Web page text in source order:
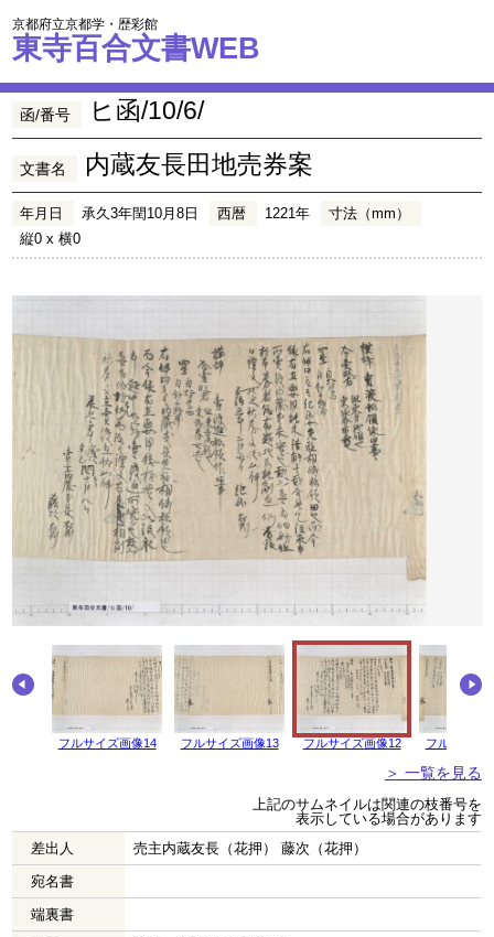
京都府立京都学・歴彩館
東寺百合文書WEB
函/番号 ヒ函/10/6/
文書名 内蔵友長田地売券案
年月日 承久3年閏10月8日 西暦 1221年
寸法（mm）
縦0 x 横0
フルサイズ画像14 フルサイズ画像13 フルサイズ画像12 フルサイズ
＞ 一覧を見る
上記のサムネイルは関連の枝番号を
表示している場合があります
差出人
売主内蔵友長（花押） 藤次（花押）
宛名書
端裏書